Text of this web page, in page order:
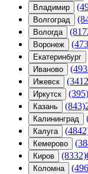
Владимир
Волгоград
Вологда
Воронеж
Екатеринбург
Иваново
Ижевск
Иркутск
Казань
Калининград
Калуга
Кемерово
Киров
Коломна